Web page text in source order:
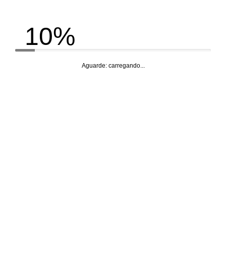
10%
Aguarde: carregando...